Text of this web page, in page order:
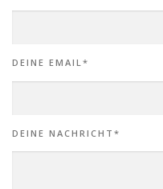
DEINE EMAIL*
DEINE NACHRICHT*